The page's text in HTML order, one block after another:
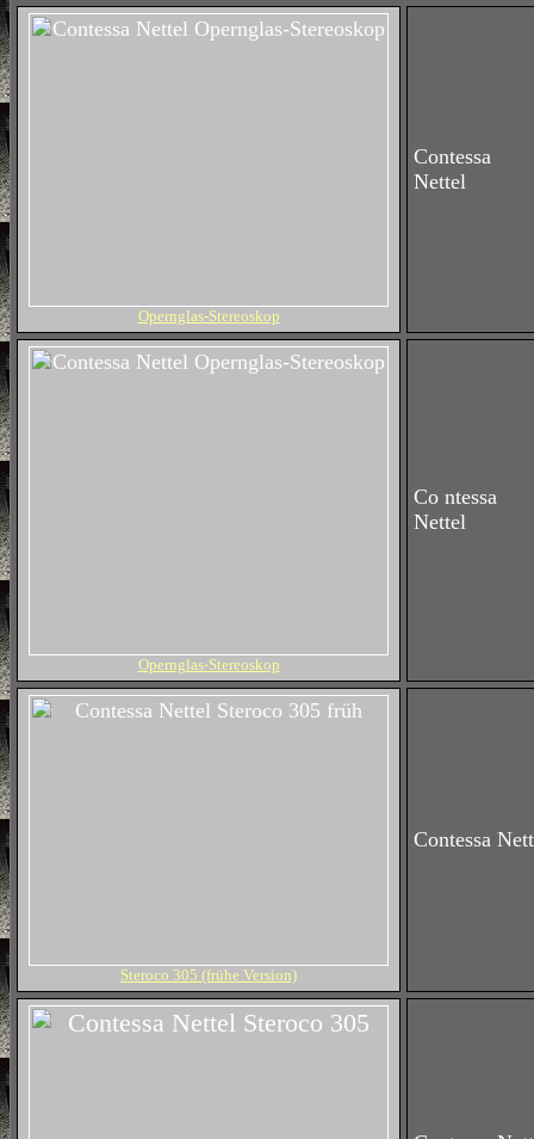
Opernglas-Stereoskop
Contessa
Nettel
Opernglas-Stereoskop
Co ntessa
Nettel
Steroco 305 (frühe Version)
Contessa